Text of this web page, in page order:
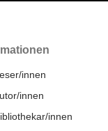
innen
innen
innen